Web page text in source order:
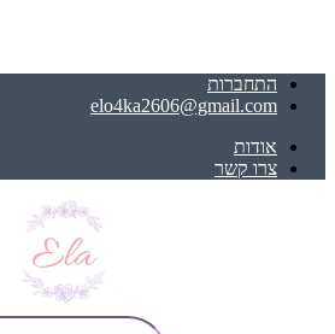
התחברות
elo4ka2606@gmail.com
אודות
צרו קשר